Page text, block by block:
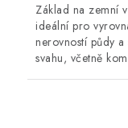
Základ na zemní
ideální pro
nerovností půdy a
svahu, včetně